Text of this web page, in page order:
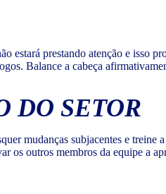
estará prestando atenção e isso
Balance a cabeça
DO SETOR
mudanças subjacentes e treine
os outros membros da equipe a